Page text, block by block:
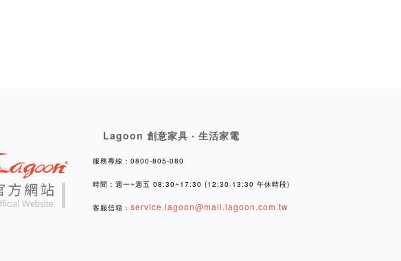
Lagoon 創意家具 ‧ 生活家電
服務專線：0800-805-080
時間：週一~週五 08:30~17:30 (12:30-13:30 午休時段)
客服信箱： service.lagoon@mail.lagoon.com.tw